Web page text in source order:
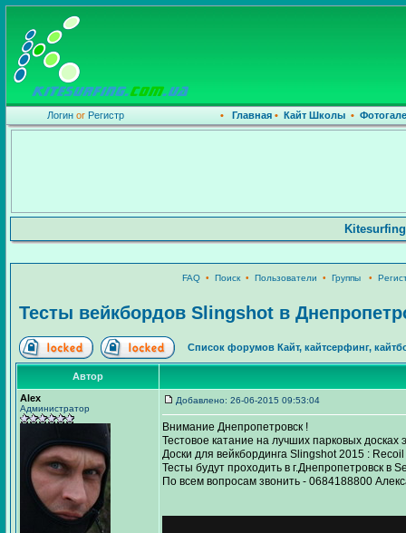
Логин or Регистр • Главная• Кайт Школы •
FAQ• Поиск• Пользователи • Группы•
Тесты вейкбордов Slingshot в
Список форумов Кайт, кайтсерфинг,
Автор
Alex
Администратор
Добавлено: 26-06-2015 09:53:04
Внимание Днепропетровск !
Тестовое катание на лучших парковых досках
Доски для вейкбординга Slingshot 2015 :
Тесты будут проходить в г.Днепропетровск в
По всем вопросам звонить - 0684188800